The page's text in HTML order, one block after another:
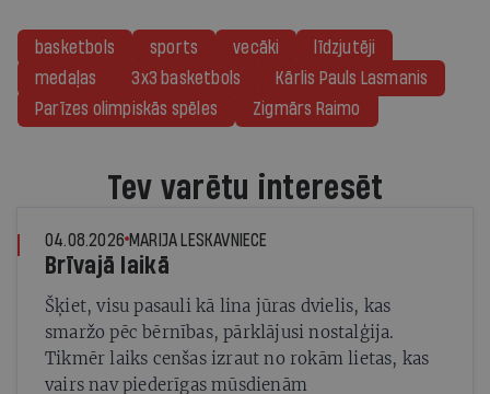
basketbols sports vecāki
līdzjutēji
medaļas
3x3 basketbols
Kārlis Pauls Lasmanis
Parīzes olimpiskās spēles
Zigmārs Raimo
Tev varētu interesēt
04.08.2026 MARIJA LESKAVNIECE
Brīvajā laikā
Šķiet, visu pasauli kā lina jūras dvielis, kas
smaržo pēc bērnības, pārklājusi nostalģija.
Tikmēr laiks cenšas izraut no rokām lietas, kas
vairs nav piederīgas mūsdienām